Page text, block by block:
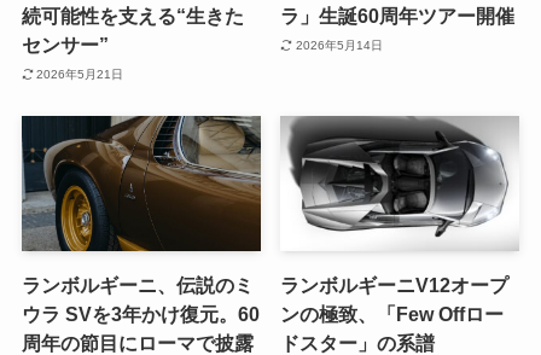
続可能性を支える“生きた
センサー”
2026年5月21日
ラ」生誕60周年ツアー開催
2026年5月14日
ランボルギーニ、伝説のミ
ウラ SVを3年かけ復元。60
周年の節目にローマで披露
ランボルギーニV12オープ
ンの極致、「Few Offロー
ドスター」の系譜